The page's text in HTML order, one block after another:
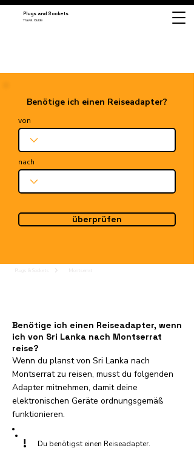
Plugs and Sockets
Travel Guide
Benötige ich einen Reiseadapter?
von
nach
überprüfen
Benötige ich einen Reiseadapter, wenn
ich von Sri Lanka nach Montserrat
reise?
Wenn du planst von Sri Lanka nach
Montserrat zu reisen, musst du folgenden
Adapter mitnehmen, damit deine
elektronischen Geräte ordnungsgemäß
funktionieren.
! Du benötigst einen Reiseadapter.